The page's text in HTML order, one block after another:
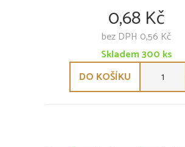
0,68 Kč
bez DPH 0,56 Kč
Skladem300 ks
DO KOŠÍKU